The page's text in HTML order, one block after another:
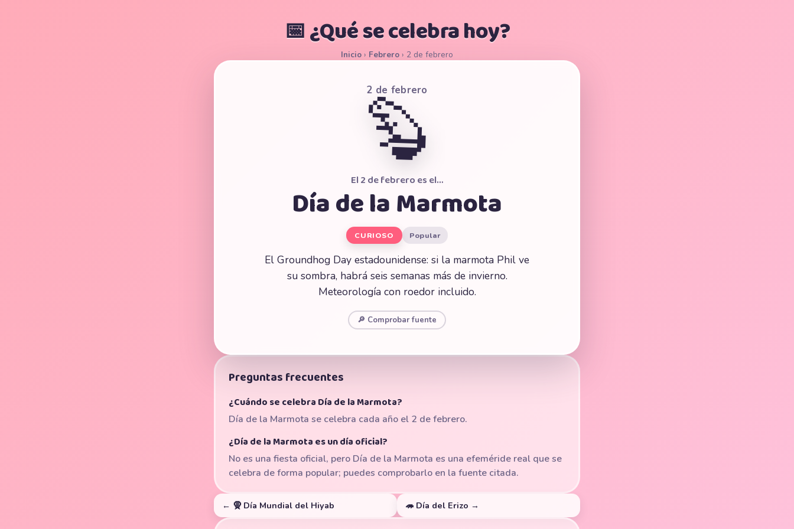
📅 ¿Qué se celebra hoy?
Inicio › Febrero › 2 de febrero
2 de febrero
🦫
El 2 de febrero es el…
Día de la Marmota
CURIOSO Popular
El Groundhog Day estadounidense: si la marmota Phil ve
su sombra, habrá seis semanas más de invierno.
Meteorología con roedor incluido.
🔎 Comprobar fuente
Preguntas frecuentes
¿Cuándo se celebra Día de la Marmota?
Día de la Marmota se celebra cada año el 2 de febrero.
¿Día de la Marmota es un día oficial?
No es una fiesta oficial, pero Día de la Marmota es una efeméride real que se
celebra de forma popular; puedes comprobarlo en la fuente citada.
← 🧕 Día Mundial del Hiyab 🦔 Día del Erizo →